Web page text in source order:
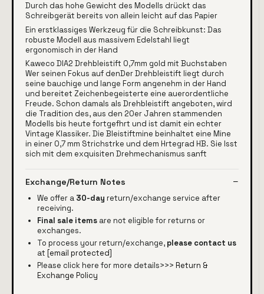
Durch das hohe Gewicht des Modells drückt das
Schreibgerät bereits von allein leicht auf das Papier
Ein erstklassiges Werkzeug für die Schreibkunst: Das
robuste Modell aus massivem Edelstahl liegt
ergonomisch in der Hand
Kaweco DIA2 Drehbleistift 0,7mm gold mit Buchstaben
Wer seinen Fokus auf denDer Drehbleistift liegt durch
seine bauchige und lange Form angenehm in der Hand
und bereitet Zeichenbegeisterte eine auerordentliche
Freude. Schon damals als Drehbleistift angeboten, wird
die Tradition des, aus den 20er Jahren stammenden
Modells bis heute fortgefhrt und ist damit ein echter
Vintage Klassiker. Die Bleistiftmine beinhaltet eine Mine
in einer 0,7 mm Strichstrke und dem Hrtegrad HB. Sie lsst
sich mit dem exquisiten Drehmechanismus sanft
Exchange/Return Notes
We offer a 30-day return/exchange service after
receiving.
Final sale items are not eligible for returns or
exchanges.
To process your return/exchange, please contact us
at [email protected]
Please click here for more details>>> Return &
Exchange Policy